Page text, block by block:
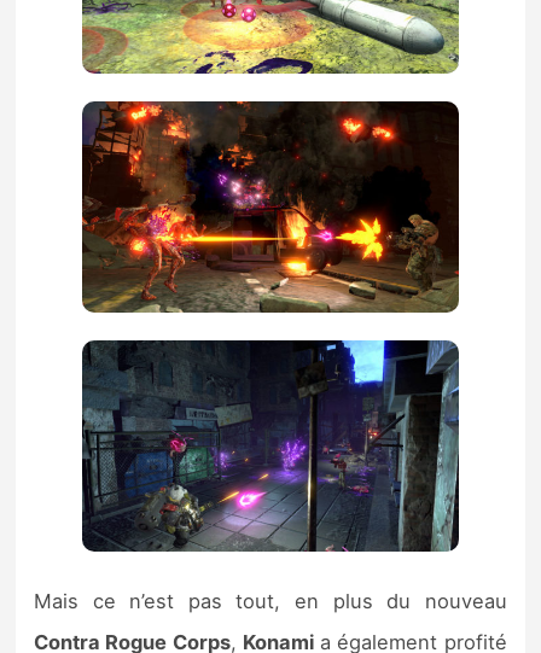
Mais ce n’est pas tout, en plus du nouveau
Contra Rogue Corps, Konamia également profité